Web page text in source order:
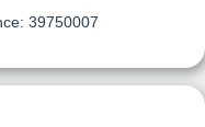
39750007